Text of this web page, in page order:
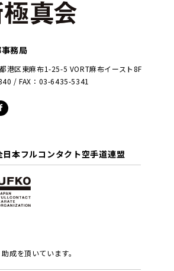
務局
港区東麻布1-25-5 VORT麻布イースト8F
/ FAX：03-6435-5341
本フルコンタクト空手道連盟
成を頂いています。